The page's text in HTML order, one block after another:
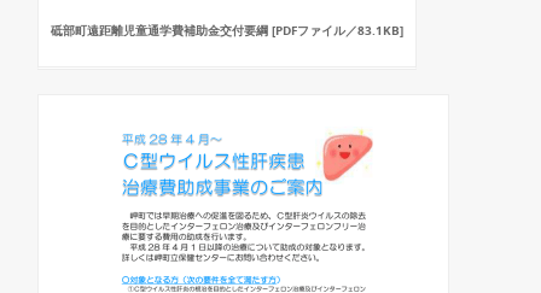
砥部町遠距離児童通学費補助金交付要綱 [PDFファイル／83.1KB]